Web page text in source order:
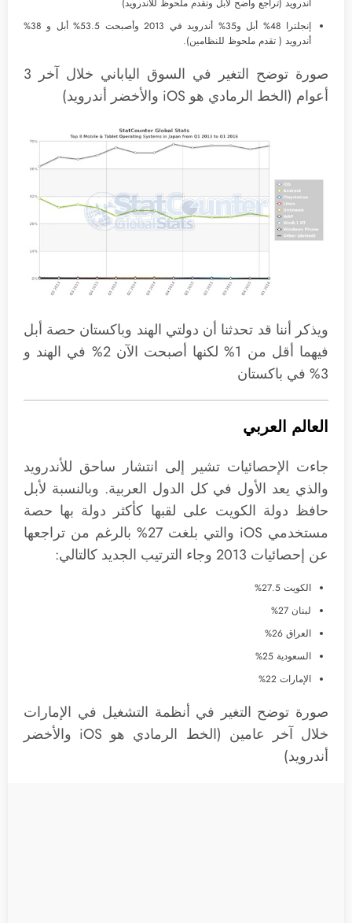
أندرويد (تراجع واضح لأبل وتقدم ملحوظ للأندرويد)
إنجلترا 48% أبل و35% أندرويد في 2013 وأصبحت 53.5% أبل و 38%
أندرويد ( تقدم ملحوظ للنظامين).
صورة توضح التغير في السوق الياباني خلال آخر 3
أعوام (الخط الرمادي هو iOS والأخضر أندرويد)
ويذكر أننا قد تحدثنا أن دولتي الهند وباكستان حصة أبل
فيهما أقل من 1% لكنها أصبحت الآن 2% في الهند و
3% في باكستان
العالم العربي
جاءت الإحصائيات تشير إلى انتشار ساحق للأندرويد
والذي يعد الأول في كل الدول العربية. وبالنسبة لأبل
حافظ دولة الكويت على لقبها كأكثر دولة بها حصة
مستخدمي iOS والتي بلغت 27% بالرغم من تراجعها
عن إحصائيات 2013 وجاء الترتيب الجديد كالتالي:
الكويت 27.5%
لبنان 27%
العراق 26%
السعودية 25%
الإمارات 22%
صورة توضح التغير في أنظمة التشغيل في الإمارات
خلال آخر عامين (الخط الرمادي هو iOS والأخضر
أندرويد)